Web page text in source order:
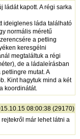
kapott. A régi sarka
ideiglenes láda található
normális méretű
a petling
keresgélni
megtaláltuk a régi
de a ládaleírásban
mutat. A
Kint hagytuk mind a két
koordinátát.
08:00:38 (29170)
már lehet látni a